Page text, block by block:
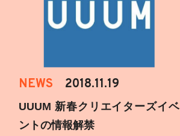
NEWS 2018.11.19
UUUM 新春クリエイターズイベ
ントの情報解禁